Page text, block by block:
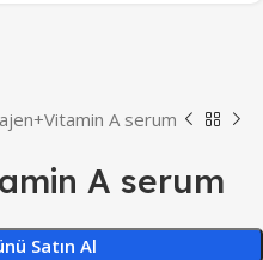
A serum
A serum
Satın Al